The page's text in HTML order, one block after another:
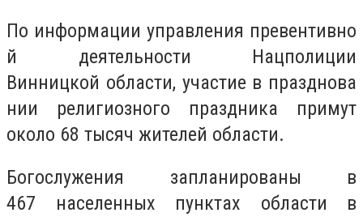
По информации управления превентивно
й деятельности Нацполиции
Винницкой области, участие в празднова
нии религиозного праздника примут
около 68 тысяч жителей области.
Богослужения запланированы в
467 населенных пунктах области в